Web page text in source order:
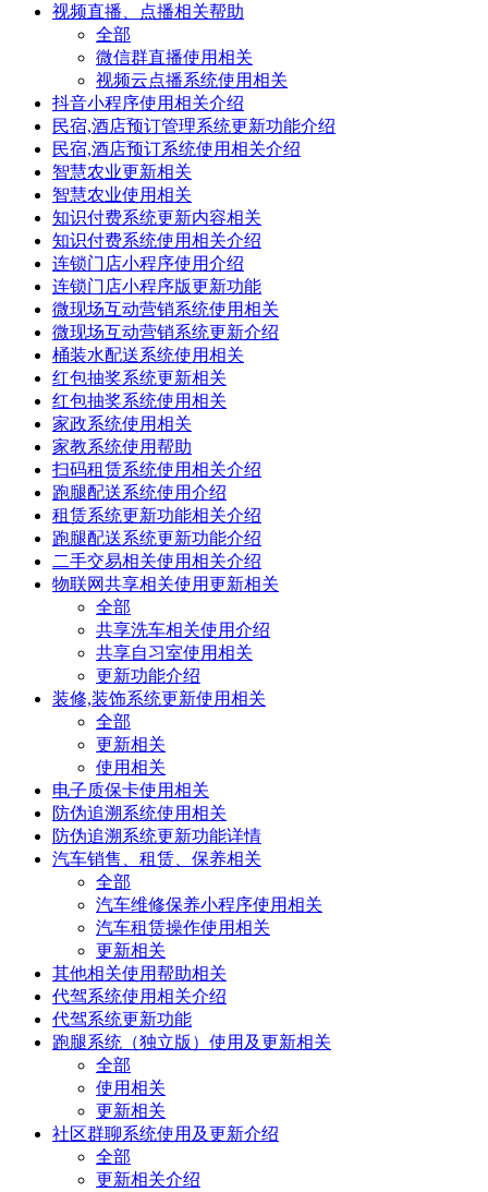
视频直播、点播相关帮助
全部
微信群直播使用相关
视频云点播系统使用相关
抖音小程序使用相关介绍
民宿,酒店预订管理系统更新功能介绍
民宿,酒店预订系统使用相关介绍
智慧农业更新相关
智慧农业使用相关
知识付费系统更新内容相关
知识付费系统使用相关介绍
连锁门店小程序使用介绍
连锁门店小程序版更新功能
微现场互动营销系统使用相关
微现场互动营销系统更新介绍
桶装水配送系统使用相关
红包抽奖系统更新相关
红包抽奖系统使用相关
家政系统使用相关
家教系统使用帮助
扫码租赁系统使用相关介绍
跑腿配送系统使用介绍
租赁系统更新功能相关介绍
跑腿配送系统更新功能介绍
二手交易相关使用相关介绍
物联网共享相关使用更新相关
全部
共享洗车相关使用介绍
共享自习室使用相关
更新功能介绍
装修,装饰系统更新使用相关
全部
更新相关
使用相关
电子质保卡使用相关
防伪追溯系统使用相关
防伪追溯系统更新功能详情
汽车销售、租赁、保养相关
全部
汽车维修保养小程序使用相关
汽车租赁操作使用相关
更新相关
其他相关使用帮助相关
代驾系统使用相关介绍
代驾系统更新功能
跑腿系统（独立版）使用及更新相关
全部
使用相关
更新相关
社区群聊系统使用及更新介绍
全部
更新相关介绍